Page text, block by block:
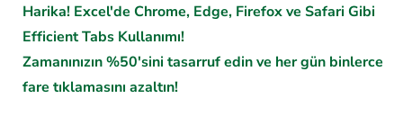
Harika! Excel'de Chrome, Edge, Firefox ve Safari Gibi
Efficient Tabs Kullanımı!
Zamanınızın %50'sini tasarruf edin ve her gün binlerce
fare tıklamasını azaltın!